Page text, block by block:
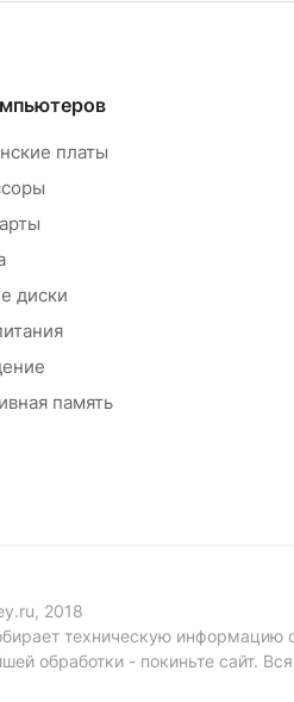
платы
диски
память
2018
техническую информацию
обработки - покиньте сайт.